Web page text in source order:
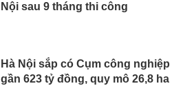
Nội sau 9 tháng thi công
Hà Nội sắp có Cụm công nghiệp
gần 623 tỷ đồng, quy mô 26,8 ha